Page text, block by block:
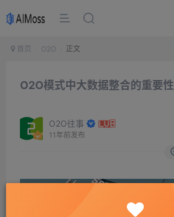
首页 O2O 正文
O2O模式中大数据整合的重要性
O2O往事
11年前发布